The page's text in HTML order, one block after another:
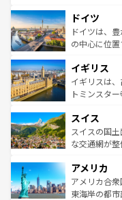
せる。地方
ンテンツ一覧
で、幅広い
聖堂、美し
から魅了す
いる。シャン
香り高いラ
らに、パリ
れる地方に
を参照してほ
ドイツ
ドイツは、
の中心に位
顔を持つこの
ルリンの文
してライン
は、お酒好きな
ドイツ情報は
イギリス
イギリスは
トミンスタ
リアごとに
ティー、ビ
戦など、本
ンツ一覧を参
スイス
スイスの国
な交通網が
の建物がその
博物館もあ
ことができ
アメリカ
アメリカ合
東海岸の都